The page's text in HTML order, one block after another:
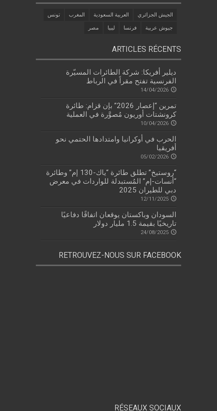
الجيش الجزائري العربية السعودية المغرب تونس
جيوش عربية فرنسا ليبيا مصر
ARTICLES RÉCENTS
ديلير أفريكا: شركة الطائرات المسيّرة
الفرنسية تفتح مقراً في الرباط
14/04/2026
تمرين “إعصار 2026” بإن قزام: طائرة
كرونشتات أوريون مُصوَّرة في العملية
10/04/2026
الحرب في أوكرانيا وامتدادها الحتمي نحو
أفريقيا
05/02/2026
“روستيخ” تطلق طائرة “ياك-130 إم” وطائرة
“أنسات-إم” المُستبدلة للواردات في معرض
دبي للطيران 2025
12/11/2025
السودان وباكستان يوقعان اتفاقًا دفاعيًا
تاريخيًا بقيمة 1.5 مليار دولار
24/08/2025
RETROUVEZ-NOUS SUR FACEBOOK
RÉSEAUX SOCIAUX